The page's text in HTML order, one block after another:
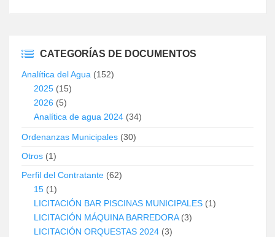
CATEGORÍAS DE DOCUMENTOS
Analítica del Agua (152)
2025 (15)
2026 (5)
Analítica de agua 2024 (34)
Ordenanzas Municipales (30)
Otros (1)
Perfil del Contratante (62)
15 (1)
LICITACIÓN BAR PISCINAS MUNICIPALES (1)
LICITACIÓN MÁQUINA BARREDORA(3)
LICITACIÓN ORQUESTAS 2024 (3)